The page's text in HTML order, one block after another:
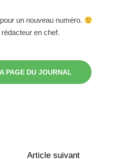
un nouveau numéro.
en chef.
PAGE DU JOURNAL
Article suivant